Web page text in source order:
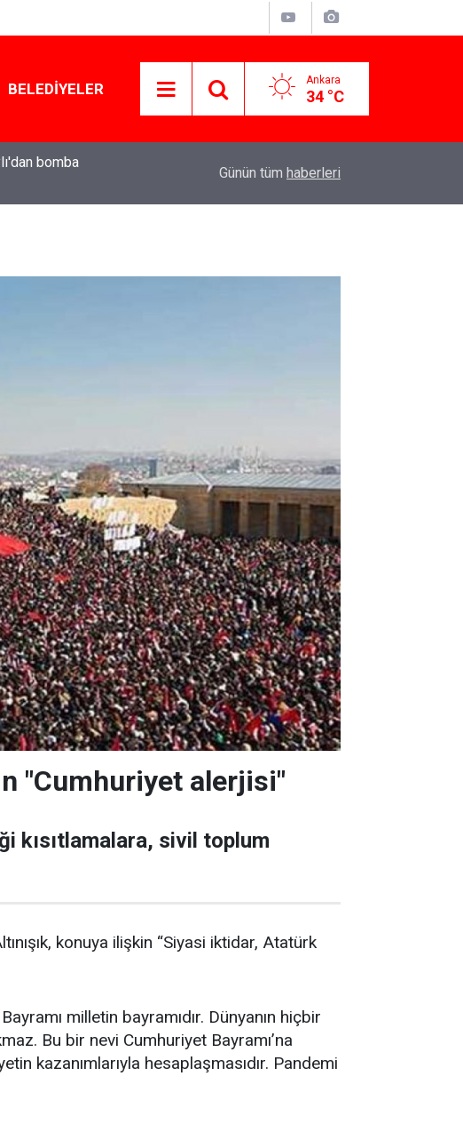
BELEDIYELER Ankara
34 °C
bomba
için ‘izin’ çıkmadı!
Günün tüm haberleri
"Cumhuriyet alerjisi"
kısıtlamalara, sivil toplum
konuya ilişkin “Siyasi iktidar, Atatürk
milletin bayramıdır. Dünyanın hiçbir
Bu bir nevi Cumhuriyet Bayramı’na
kazanımlarıyla hesaplaşmasıdır. Pandemi